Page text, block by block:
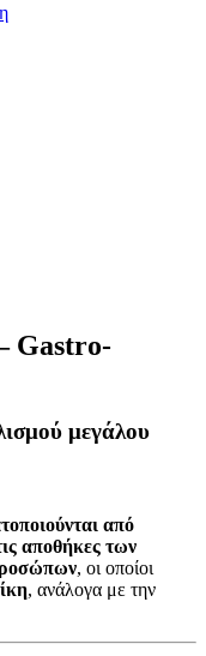
Gastro-
μεγάλου
από
αποθήκες των
, οι οποίοι
, ανάλογα με την